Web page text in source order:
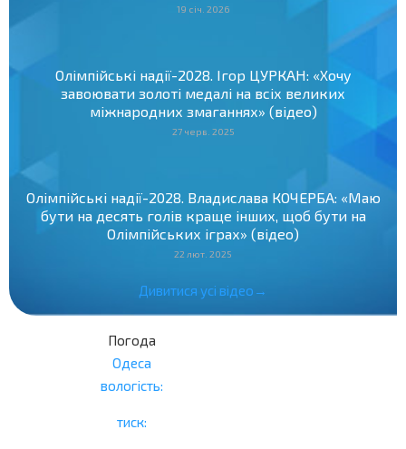
19 січ. 2026
Олімпійські надії-2028. Ігор ЦУРКАН: «Хочу
завоювати золоті медалі на всіх великих
міжнародних змаганнях» (відео)
27 черв. 2025
Олімпійські надії-2028. Владислава КОЧЕРБА: «Маю
бути на десять голів краще інших, щоб бути на
Олімпійських іграх» (відео)
22 лют. 2025
Дивитися усі відео→
Погода
Одеса
вологість:
тиск: